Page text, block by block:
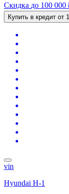
Скидка до 100 000
Купить в кредит от
vin
Hyundai H-1